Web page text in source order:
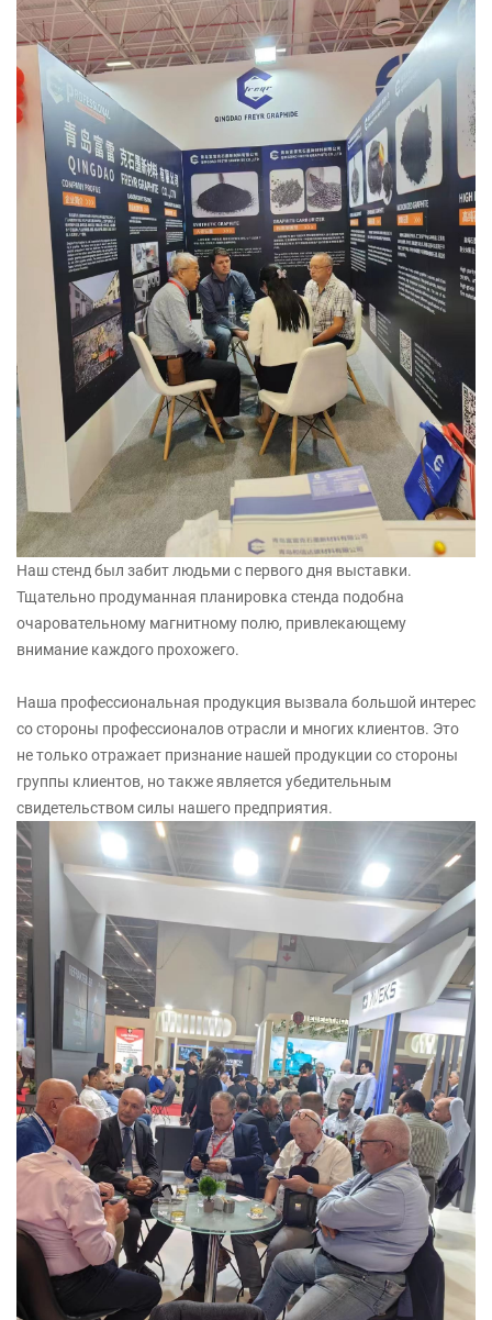
Наш стенд был забит людьми с первого дня выставки.
Тщательно продуманная планировка стенда подобна
очаровательному магнитному полю, привлекающему
внимание каждого прохожего.
Наша профессиональная продукция вызвала большой интерес
со стороны профессионалов отрасли и многих клиентов. Это
не только отражает признание нашей продукции со стороны
группы клиентов, но также является убедительным
свидетельством силы нашего предприятия.